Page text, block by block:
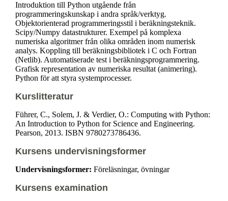
Introduktion till Python utgående från
programmeringskunskap i andra språk/verktyg.
Objektorienterad programmeringsstil i beräkningsteknik.
Scipy/Numpy datastrukturer. Exempel på komplexa
numeriska algoritmer från olika områden inom numerisk
analys. Koppling till beräkningsbibliotek i C och Fortran
(Netlib). Automatiserade test i beräkningsprogrammering.
Grafisk representation av numeriska resultat (animering).
Python för att styra systemprocesser.
Kurslitteratur
Führer, C., Solem, J. & Verdier, O.: Computing with Python:
An Introduction to Python for Science and Engineering.
Pearson, 2013. ISBN 9780273786436.
Kursens undervisningsformer
Undervisningsformer: Föreläsningar, övningar
Kursens examination